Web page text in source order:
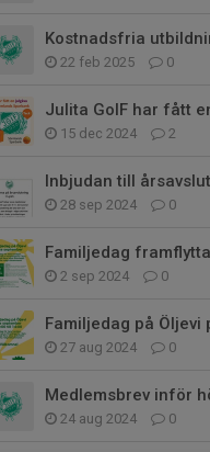
Kostnadsfria
22 feb 2025 0
Julita GoIF har fått
15 dec 2024 2
Inbjudan till
28 sep 2024 0
Familjedag
2 sep 2024 0
Familjedag på
27 aug 2024 0
Medlemsbrev inför
24 aug 2024 0